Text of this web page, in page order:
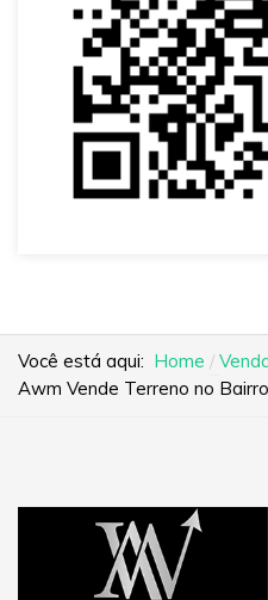
Você está aqui: Home
Awm Vende Terreno no